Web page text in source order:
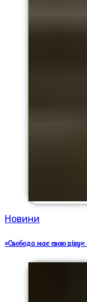
Новини
«Свобода має свою